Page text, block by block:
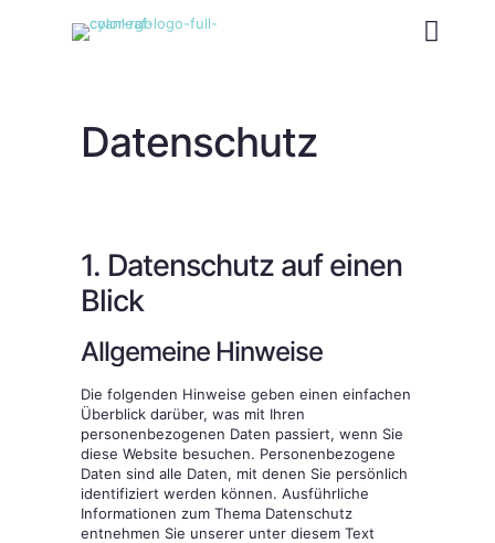
Datenschutz
1. Datenschutz auf einen
Blick
Allgemeine Hinweise
Die folgenden Hinweise geben einen einfachen
Überblick darüber, was mit Ihren
personenbezogenen Daten passiert, wenn Sie
diese Website besuchen. Personenbezogene
Daten sind alle Daten, mit denen Sie persönlich
identifiziert werden können. Ausführliche
Informationen zum Thema Datenschutz
entnehmen Sie unserer unter diesem Text